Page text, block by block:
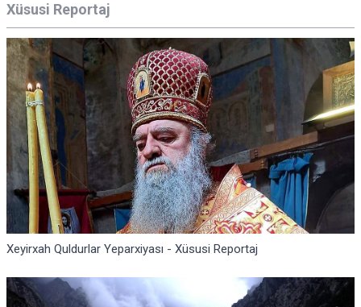
Xüsusi Reportaj
Xeyirxah Quldurlar Yeparxiyası - Xüsusi Reportaj